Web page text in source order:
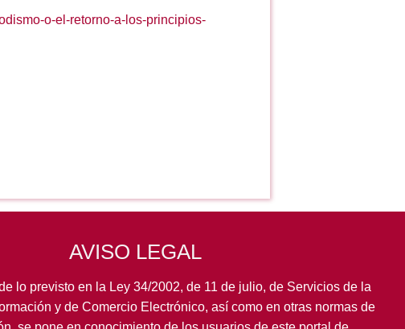
o-el-retorno-a-los-principios-
AVISO LEGAL
lo previsto en la Ley 34/2002, de 11 de julio, de Servicios de la
y de Comercio Electrónico, así como en otras normas de